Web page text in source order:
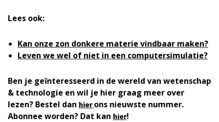
Lees ook:
Kan onze zon donkere materie vindbaar maken?
Leven we wel of niet in een computersimulatie?
Ben je geïnteresseerd in de wereld van wetenschap
& technologie en wil je hier graag meer over
lezen? Bestel dan hierons nieuwste nummer.
Abonnee worden? Dat kan hier!